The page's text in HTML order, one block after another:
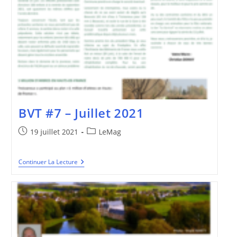
BVT #7 – Juillet 2021
Publication
19 juillet 2021
PostLeMag
Continuer La LectureBVT
#7
Juillet
2021